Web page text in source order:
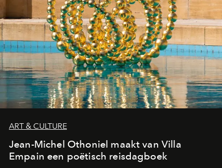
ART & CULTURE
Jean-Michel Othoniel maakt van Villa
Empain een poëtisch reisdagboek